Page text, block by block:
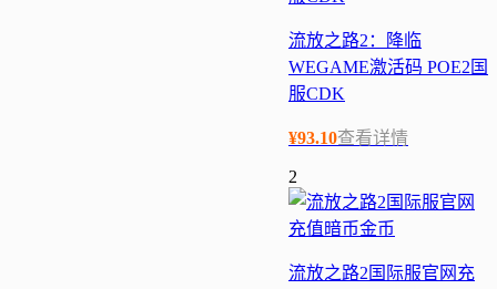
流放之路2：降临
WEGAME激活码 POE2国
服CDK
¥93.10查看详情
2
流放之路2国际服官网充